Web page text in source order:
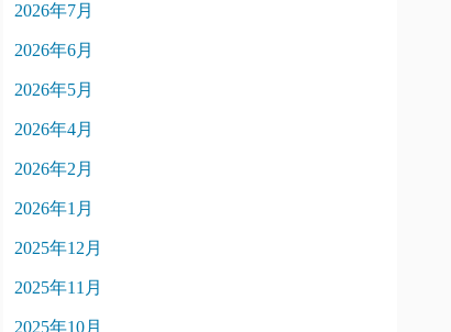
2026年7月
2026年6月
2026年5月
2026年4月
2026年2月
2026年1月
2025年12月
2025年11月
2025年10月